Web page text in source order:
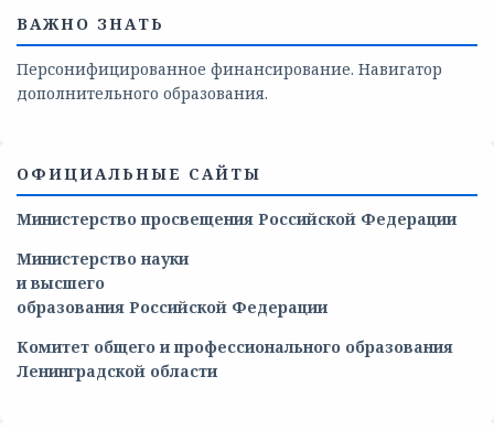
ВАЖНО ЗНАТЬ
Персонифицированное финансирование. Навигатор
дополнительного образования.
ОФИЦИАЛЬНЫЕ САЙТЫ
Министерство просвещения Российской Федерации
Министерство науки
и высшего
образования Российской Федерации
Комитет общего и профессионального образования
Ленинградской области